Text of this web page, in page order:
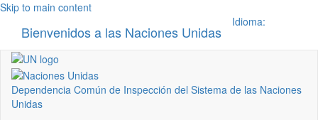
Skip to main content
Bienvenidos a las Naciones Unidas
Idioma:
Dependencia Común de Inspección del Sistema de las Naciones
Unidas